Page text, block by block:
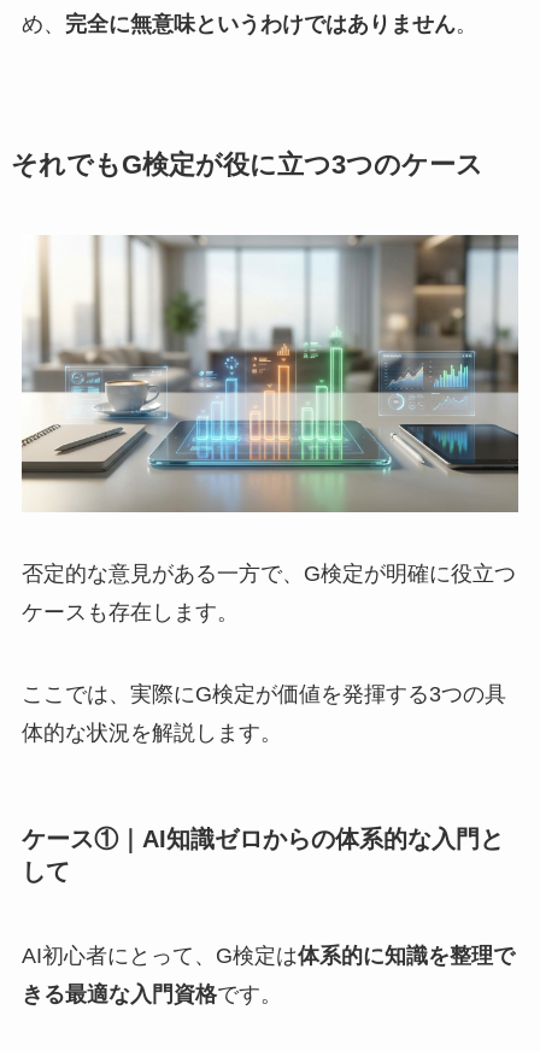
め、 完全に無意味というわけではありません。
それでもG検定が役に立つ3つのケース
否定的な意見がある一方で、G検定が明確に役立つ
ケースも存在します。
ここでは、実際にG検定が価値を発揮する3つの具
体的な状況を解説します。
ケース①｜AI知識ゼロからの体系的な入門と
して
AI初心者にとって、G検定は体系的に知識を整理で
きる最適な入門資格です。